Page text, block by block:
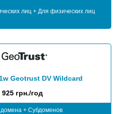
лиц + Для физических лиц
Geotrust DV Wildcard
925 грн./год
домена + Субдоменов